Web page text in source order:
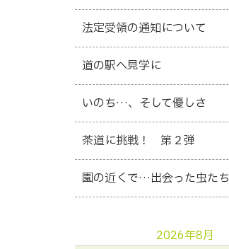
法定受領の通知について
道の駅へ見学に
いのち…、そして優しさ
茶道に挑戦！ 第２弾
園の近くで…出会った虫たち
2026年8月